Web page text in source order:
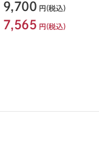
9,700 円(税込)
7,565 円(税込)